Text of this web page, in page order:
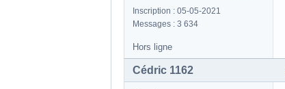
Inscription : 05-05-2021
Messages : 3 634
Hors ligne
Cédric 1162